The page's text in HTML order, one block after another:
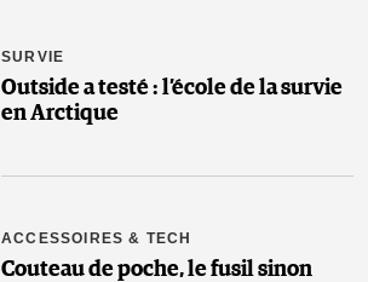
SURVIE
Outside a testé : l’école de la survie
en Arctique
ACCESSOIRES & TECH
Couteau de poche, le fusil sinon